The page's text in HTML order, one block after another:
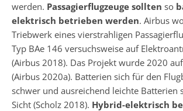
werden. Passagierflugzeuge sollten so
elektrisch betrieben werden. Airbus
Triebwerk eines vierstrahligen
Typ BAe 146 versuchsweise auf
(Airbus 2018). Das Projekt wurde 2020
(Airbus 2020a). Batterien sich für den
schwer und ausreichend leichte Batterien
Sicht (Scholz 2018). Hybrid-elektrisch